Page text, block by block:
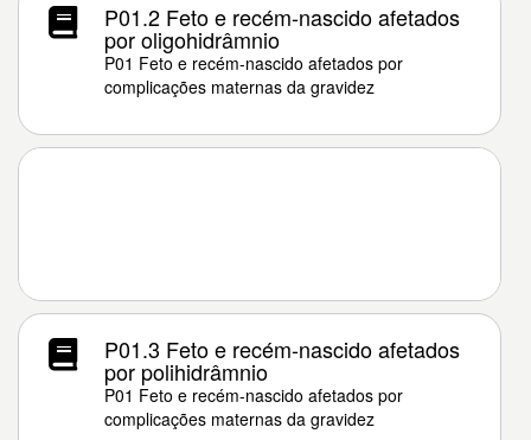
P01.2 Feto e recém-nascido afetados
por oligohidrâmnio
P01 Feto e recém-nascido afetados por
complicações maternas da gravidez
P01.3 Feto e recém-nascido afetados
por polihidrâmnio
P01 Feto e recém-nascido afetados por
complicações maternas da gravidez